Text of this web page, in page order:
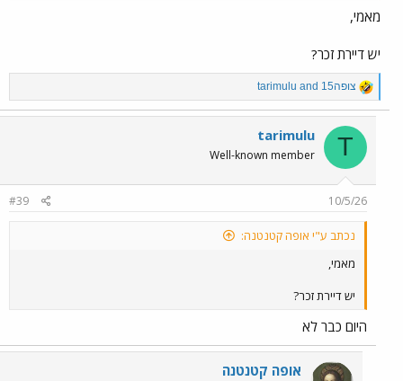
מאמי,
יש דיירת זכר?
R
e
a
c
o
n
s
צופה15 tarimulu
T
tarimulu
Well-known member
10/5/26
#39
נכתב ע"י אופה קטנטנה:
מאמי,
יש דיירת זכר?
היום כבר לא
אופה קטנטנה